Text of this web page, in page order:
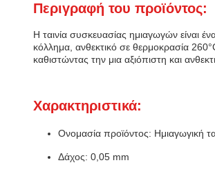
Περιγραφή του προϊόντος:
Η ταινία συσκευασίας ημιαγωγών είναι
κόλλημα, ανθεκτικό σε θερμοκρασία
καθιστώντας την μια αξιόπιστη και
Χαρακτηριστικά:
Ονομασία προϊόντος: Ημιαγωγική
Δάχος: 0,05 mm